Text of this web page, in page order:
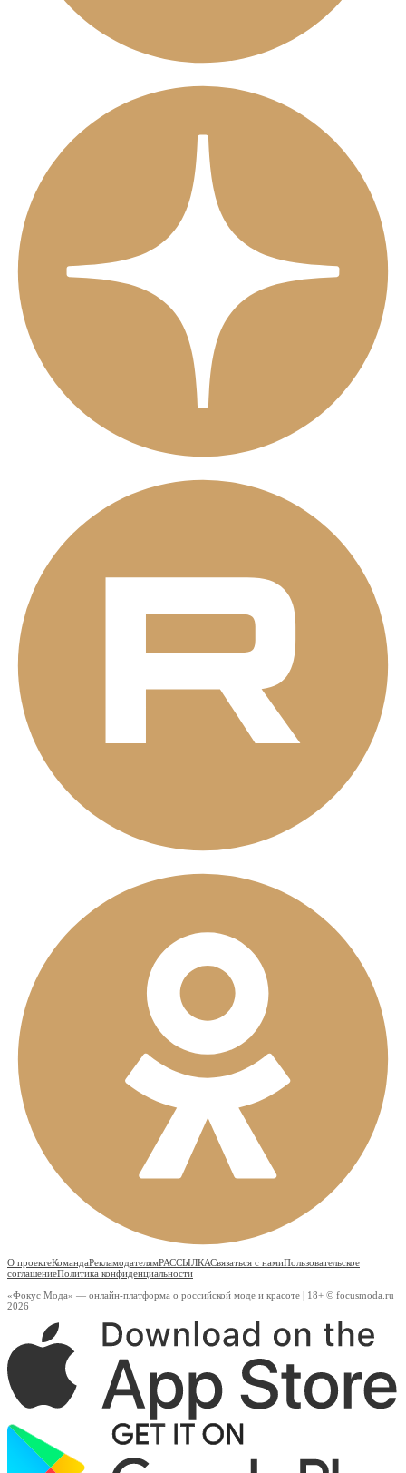
О проектеКомандаРекламодателямРАССЫЛКАСвязаться с намиПользовательское
соглашениеПолитика конфиденциальности
«Фокус Мода» — онлайн-платформа о российской моде и красоте | 18+ © focusmoda.ru
2026